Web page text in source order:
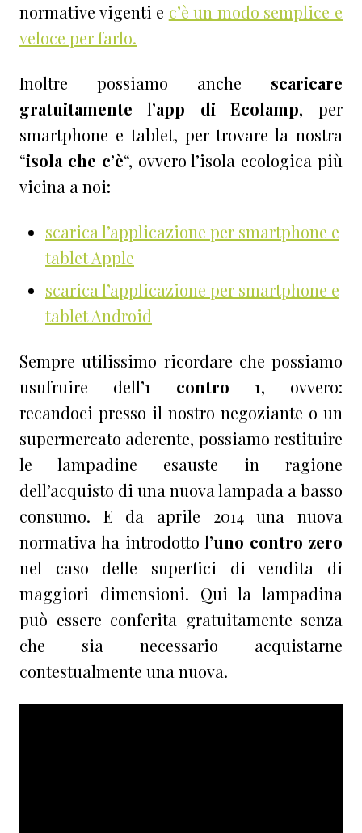
normative vigenti e c’è un modo semplice e
veloce per farlo.
Inoltre possiamo anche scaricare
gratuitamente l’app di Ecolamp, per
smartphone e tablet, per trovare la nostra
“isola che c’è“, ovvero l’isola ecologica più
vicina a noi:
scarica l’applicazione per smartphone e
tablet Apple
scarica l’applicazione per smartphone e
tablet Android
Sempre utilissimo ricordare che possiamo
usufruire dell’1 contro 1, ovvero:
recandoci presso il nostro negoziante o un
supermercato aderente, possiamo restituire
le lampadine esauste in ragione
dell’acquisto di una nuova lampada a basso
consumo. E da aprile 2014 una nuova
normativa ha introdotto l’uno contro zero
nel caso delle superfici di vendita di
maggiori dimensioni. Qui la lampadina
può essere conferita gratuitamente senza
che sia necessario acquistarne
contestualmente una nuova.